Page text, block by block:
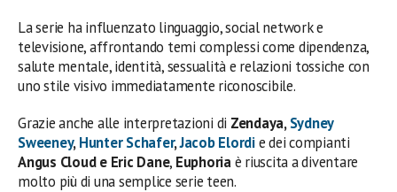
La serie ha influenzato linguaggio, social network e
televisione, affrontando temi complessi come dipendenza,
salute mentale, identità, sessualità e relazioni tossiche con
uno stile visivo immediatamente riconoscibile.
Grazie anche alle interpretazioni di Zendaya,Sydney
Sweeney,Hunter Schafer,Jacob Elordie dei compianti
Angus Cloud e Eric Dane, Euphoriaè riuscita a diventare
molto più di una semplice serie teen.